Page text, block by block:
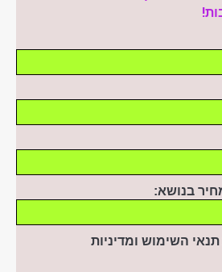
בנושא:
השימוש ומדיניות